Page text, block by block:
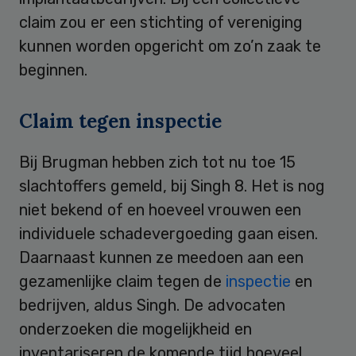
claim zou er een stichting of vereniging
kunnen worden opgericht om zo’n zaak te
beginnen.
Claim tegen inspectie
Bij Brugman hebben zich tot nu toe 15
slachtoffers gemeld, bij Singh 8. Het is nog
niet bekend of en hoeveel vrouwen een
individuele schadevergoeding gaan eisen.
Daarnaast kunnen ze meedoen aan een
gezamenlijke claim tegen de inspectie en
bedrijven, aldus Singh. De advocaten
onderzoeken die mogelijkheid en